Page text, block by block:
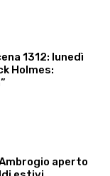
1312: lunedì
Holmes:
aperto